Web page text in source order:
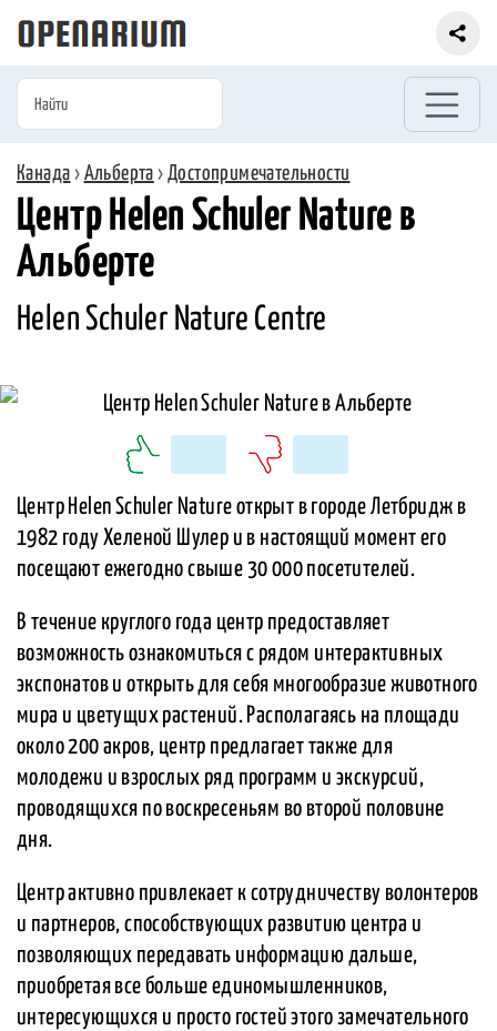
Канада › Альберта ›Достопримечательности
Центр Helen Schuler Nature в
Альберте
Helen Schuler Nature Centre
Центр Helen Schuler Nature открыт в городе Летбридж в
1982 году Хеленой Шулер и в настоящий момент его
посещают ежегодно свыше 30 000 посетителей.
В течение круглого года центр предоставляет
возможность ознакомиться с рядом интерактивных
экспонатов и открыть для себя многообразие животного
мира и цветущих растений. Располагаясь на площади
около 200 акров, центр предлагает также для
молодежи и взрослых ряд программ и экскурсий,
проводящихся по воскресеньям во второй половине
дня.
Центр активно привлекает к сотрудничеству волонтеров
и партнеров, способствующих развитию центра и
позволяющих передавать информацию дальше,
приобретая все больше единомышленников,
интересующихся и просто гостей этого замечательного